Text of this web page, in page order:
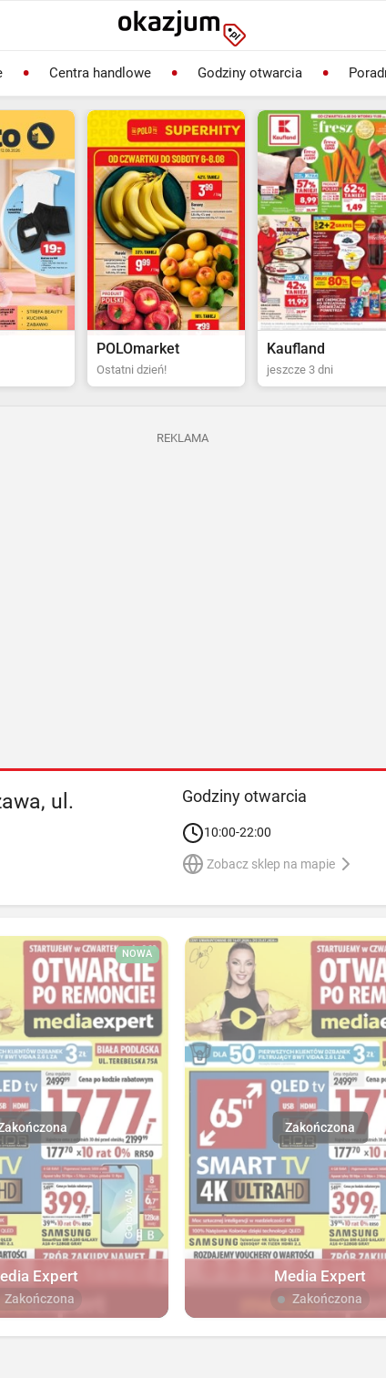
Centra handlowe Godziny otwarcia
Kaufland
jeszcze 3 dni
Biedronka
Ostatni dzień!
REKLAMA
ul.
Godziny otwarcia
10:00-22:00
Zobacz sklep na mapie
NOWA
Expert
Zakończona
Media Expert
Zakończona